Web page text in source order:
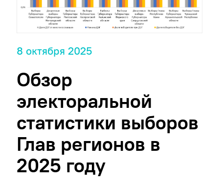
8 октября 2025
Обзор
электоральной
статистики выборов
Глав регионов в
2025 году